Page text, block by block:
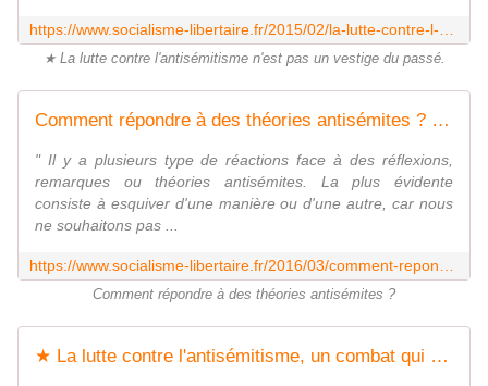
★ La lutte contre l'antisémitisme n'est pas un vestige du passé.
Comment répondre à des théories antisémites ? - Socialisme libertaire
" Il y a plusieurs type de réactions face à des réflexions,
remarques ou théories antisémites. La plus évidente
consiste à esquiver d'une manière ou d'une autre, car nous
ne souhaitons pas ...
Comment répondre à des théories antisémites ?
★ La lutte contre l'antisémitisme, un combat qui ne peut être éludé - Socialisme libertaire